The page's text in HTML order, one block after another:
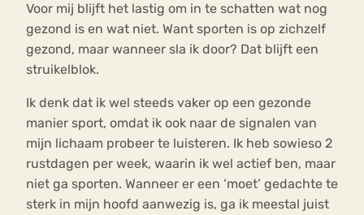
Voor mij blijft het lastig om in te schatten wat nog
gezond is en wat niet. Want sporten is op zichzelf
gezond, maar wanneer sla ik door? Dat blijft een
struikelblok.
Ik denk dat ik wel steeds vaker op een gezonde
manier sport, omdat ik ook naar de signalen van
mijn lichaam probeer te luisteren. Ik heb sowieso 2
rustdagen per week, waarin ik wel actief ben, maar
niet ga sporten. Wanneer er een ‘moet’ gedachte te
sterk in mijn hoofd aanwezig is, ga ik meestal juist